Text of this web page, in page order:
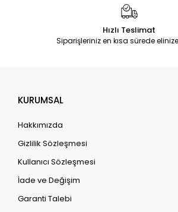
Hızlı Teslimat
Siparişleriniz en kısa sürede
KURUMSAL
Hakkımızda
Gizlilik Sözleşmesi
Kullanıcı Sözleşmesi
İade ve Değişim
Garanti Talebi